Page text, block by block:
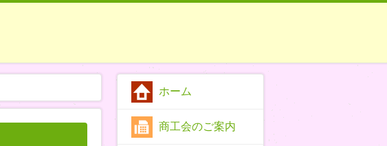
ホーム
商工会のご案内